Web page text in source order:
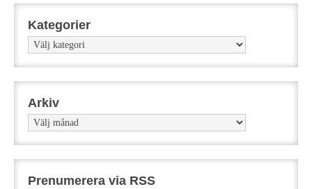
Kategorier
Kategorier
Arkiv
Arkiv
Prenumerera via RSS